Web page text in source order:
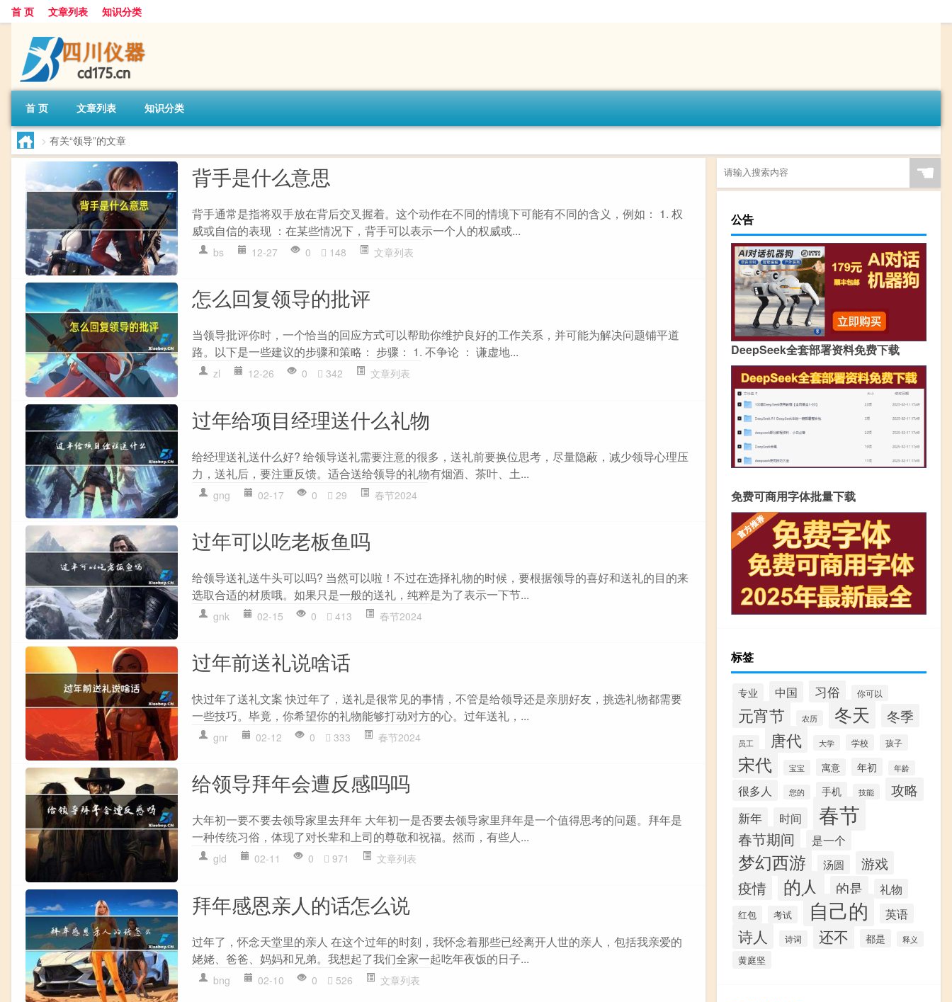
首 页 文章列表 知识分类
首 页 文章列表 知识分类
> 有关“领导”的文章
背手是什么意思
背手通常是指将双手放在背后交叉握着。这个动作在不同的情境下可能有不同的含义，例如： 1. 权
威或自信的表现 ：在某些情况下，背手可以表示一个人的权威或...
bs 12-27 0 148 文章列表
怎么回复领导的批评
当领导批评你时，一个恰当的回应方式可以帮助你维护良好的工作关系，并可能为解决问题铺平道
路。以下是一些建议的步骤和策略： 步骤： 1. 不争论 ： 谦虚地...
zl 12-26 0 342 文章列表
过年给项目经理送什么礼物
给经理送礼送什么好? 给领导送礼需要注意的很多，送礼前要换位思考，尽量隐蔽，减少领导心理压
力，送礼后，要注重反馈。适合送给领导的礼物有烟酒、茶叶、土...
gng 02-17 0 29 春节2024
过年可以吃老板鱼吗
给领导送礼送牛头可以吗? 当然可以啦！不过在选择礼物的时候，要根据领导的喜好和送礼的目的来
选取合适的材质哦。如果只是一般的送礼，纯粹是为了表示一下节...
gnk 02-15 0 413 春节2024
过年前送礼说啥话
快过年了送礼文案 快过年了，送礼是很常见的事情，不管是给领导还是亲朋好友，挑选礼物都需要
一些技巧。毕竟，你希望你的礼物能够打动对方的心。过年送礼，...
gnr 02-12 0 333 春节2024
给领导拜年会遭反感吗吗
大年初一要不要去领导家里去拜年 大年初一是否要去领导家里拜年是一个值得思考的问题。拜年是
一种传统习俗，体现了对长辈和上司的尊敬和祝福。然而，有些人...
gld 02-11 0 971 文章列表
拜年感恩亲人的话怎么说
过年了，怀念天堂里的亲人 在这个过年的时刻，我怀念着那些已经离开人世的亲人，包括我亲爱的
姥姥、爸爸、妈妈和兄弟。我想起了我们全家一起吃年夜饭的日子...
bng 02-10 0 526 文章列表
☚
公告
DeepSeek全套部署资料免费下载
免费可商用字体批量下载
标签
专业 中国 习俗 你可以
元宵节 农历 冬天 冬季
员工 唐代 大学 学校 孩子
宋代 宝宝 寓意 年初 年龄
很多人 您的 手机 技能 攻略
新年 时间 春节
春节期间 是一个
梦幻西游 汤圆 游戏
疫情 的人 的是 礼物
红包 考试 自己的 英语
诗人 诗词 还不 都是 释义
黄庭坚